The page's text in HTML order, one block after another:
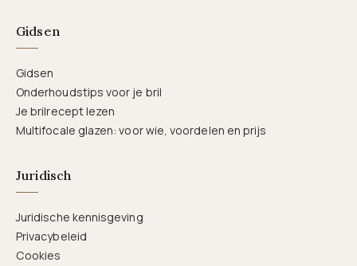
Gidsen
Gidsen
Onderhoudstips voor je bril
Je brilrecept lezen
Multifocale glazen: voor wie, voordelen en prijs
Juridisch
Juridische kennisgeving
Privacybeleid
Cookies